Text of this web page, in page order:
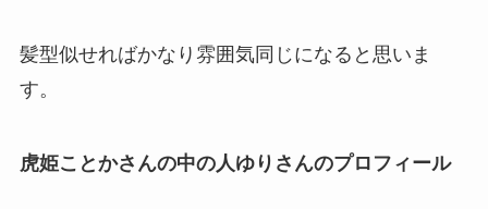
髪型似せればかなり雰囲気同じになると思いま
す。
虎姫ことかさんの中の人ゆりさんのプロフィール